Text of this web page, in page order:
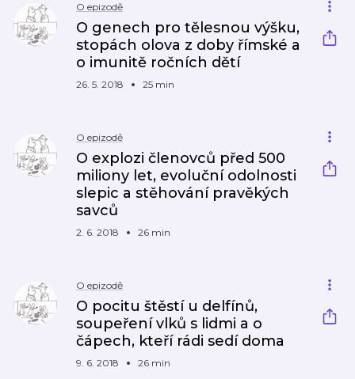
O epizodě
O genech pro tělesnou výšku,
stopách olova z doby římské a
o imunitě ročních dětí
26. 5. 2018 25 min
O epizodě
O explozi členovců před 500
miliony let, evoluční odolnosti
slepic a stěhování pravěkých
savců
2. 6. 2018 26 min
O epizodě
O pocitu štěstí u delfínů,
soupeření vlků s lidmi a o
čápech, kteří rádi sedí doma
9. 6. 2018 26 min